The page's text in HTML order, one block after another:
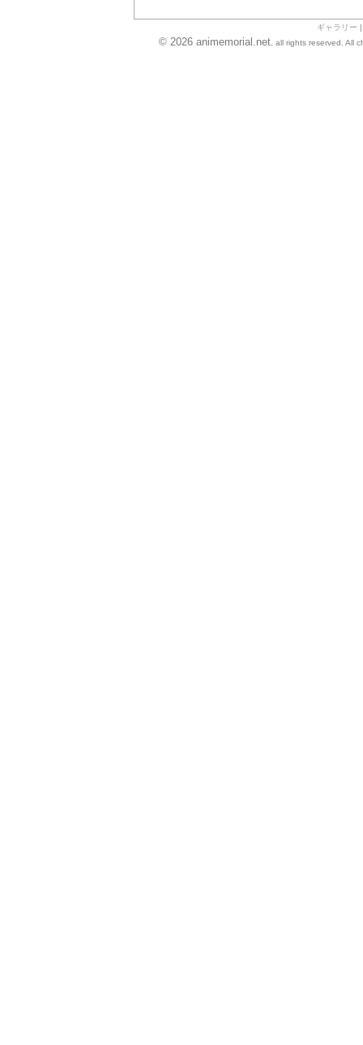
ギャラリー
© 2026 animemorial.net , all rights reserved. All